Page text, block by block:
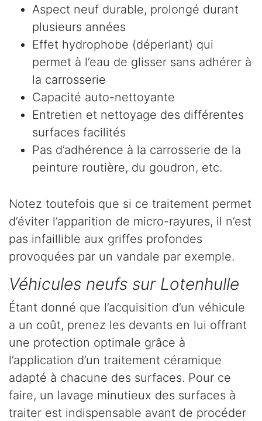
Aspect neuf durable, prolongé durant
plusieurs années
Effet hydrophobe (déperlant) qui
permet à l’eau de glisser sans adhérer à
la carrosserie
Capacité auto-nettoyante
Entretien et nettoyage des différentes
surfaces facilités
Pas d’adhérence à la carrosserie de la
peinture routière, du goudron, etc.
Notez toutefois que si ce traitement permet
d’éviter l’apparition de micro-rayures, il n’est
pas infaillible aux griffes profondes
provoquées par un vandale par exemple.
Véhicules neufs sur Lotenhulle
Étant donné que l’acquisition d’un véhicule
a un coût, prenez les devants en lui offrant
une protection optimale grâce à
l’application d’un traitement céramique
adapté à chacune des surfaces. Pour ce
faire, un lavage minutieux des surfaces à
traiter est indispensable avant de procéder